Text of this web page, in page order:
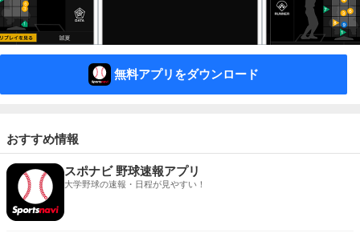
無料アプリをダウンロード
おすすめ情報
スポナビ 野球速報アプリ
大学野球の速報・日程が見やすい！